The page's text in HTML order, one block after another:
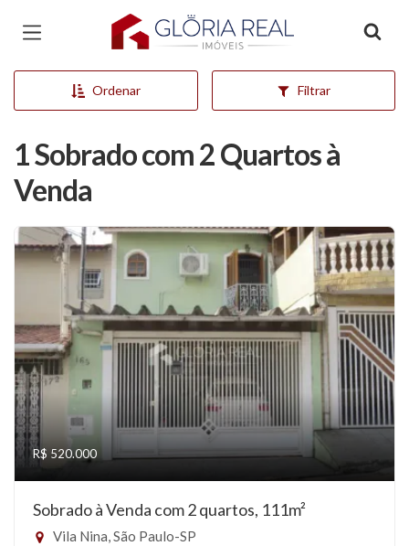
Página inicial
Ordenar Filtrar
1 Sobrado com 2 Quartos à
Venda
R$ 520.000
Sobrado à Venda com 2 quartos, 111m²
Vila Nina, São Paulo-SP